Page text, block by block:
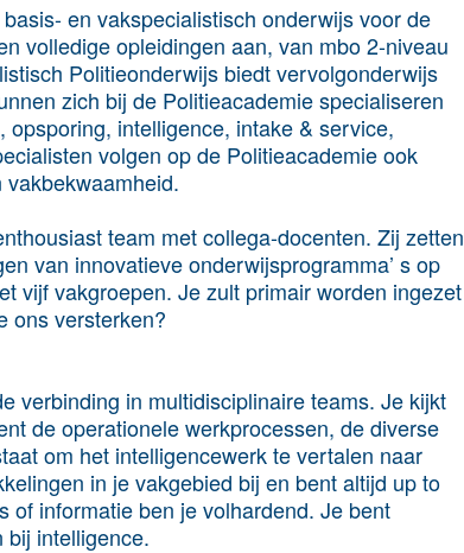
en vakspecialistisch onderwijs voor de
volledige opleidingen aan, van mbo 2-niveau
Politieonderwijs biedt vervolgonderwijs
zich bij de Politieacademie specialiseren
intelligence, intake & service,
volgen op de Politieacademie ook
team met collega-docenten. Zij zetten
van innovatieve onderwijsprogramma’ s op
vijf vakgroepen. Je zult primair worden ingezet
ons versterken?
verbinding in multidisciplinaire teams. Je kijkt
de operationele werkprocessen, de diverse
om het intelligencewerk te vertalen naar
in je vakgebied bij en bent altijd up to
of informatie ben je volhardend. Je bent
bij intelligence.